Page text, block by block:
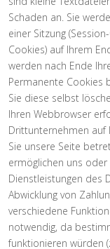
Schaden an. Sie
einer Sitzung
Cookies) auf Ihrem
werden nach Ende
Permanente Cookies
Sie diese selbst
Ihren Webbrowser
Drittunternehmen auf
Sie unsere Seite
ermöglichen uns
Dienstleistungen des
Abwicklung von
verschiedene
notwendig, da
funktionieren würden